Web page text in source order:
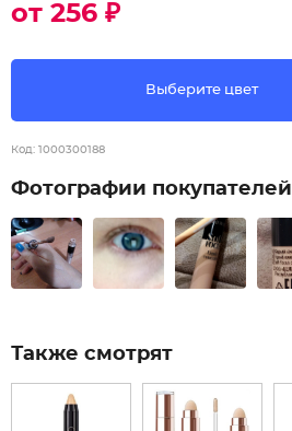
от 256 ₽
Выберите цвет
Код: 1000300188
Фотографии покупателей
Также смотрят